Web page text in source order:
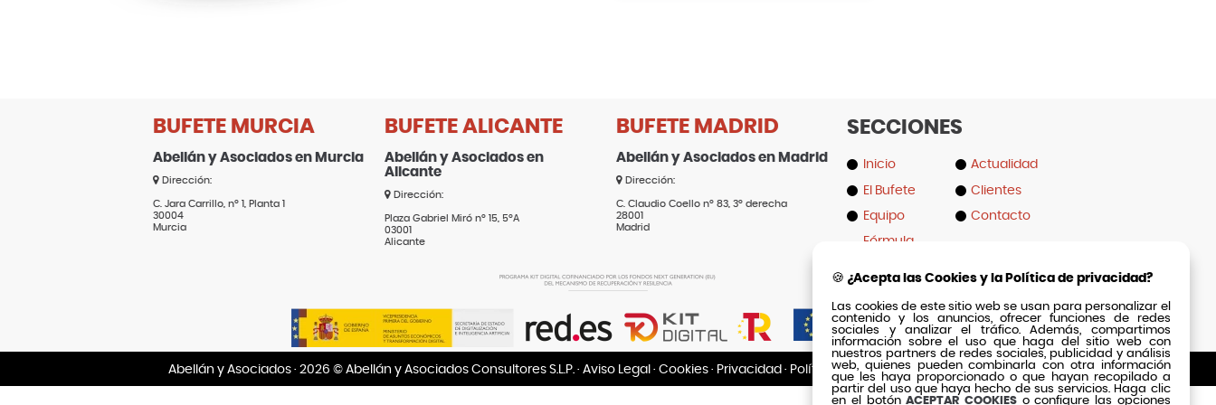
BUFETE MURCIA
Abellán y Asociados en Murcia
Dirección:
C. Jara Carrillo, nº 1, Planta 1
30004
Murcia
BUFETE ALICANTE
Abellán y Asociados en
Alicante
Dirección:
Plaza Gabriel Miró nº 15, 5ºA
03001
Alicante
BUFETE MADRID
Abellán y Asociados en Madrid
Dirección:
C. Claudio Coello nº 83, 3º derecha
28001
Madrid
SECCIONES
Inicio
El Bufete
Equipo
Fórmula
Actualidad
Clientes
Contacto
Abellán y Asociados · 2026 © Abellán y Asociados Consultores S.L.P. · Aviso Legal · Cookies · Privacidad · Política de Calidad· Contacto·Mapa Web
🍪 ¿Acepta las Cookies y la Política de privacidad?
Las cookies de este sitio web se usan para personalizar el
contenido y los anuncios, ofrecer funciones de redes
sociales y analizar el tráfico. Además, compartimos
información sobre el uso que haga del sitio web con
nuestros partners de redes sociales, publicidad y análisis
web, quienes pueden combinarla con otra información
que les haya proporcionado o que hayan recopilado a
partir del uso que haya hecho de sus servicios. Haga clic
en el botónACEPTAR COOKIESo configure las opciones